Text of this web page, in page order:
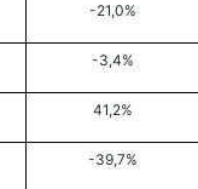
-21,0%
-3,4%
41,2%
-39,7%